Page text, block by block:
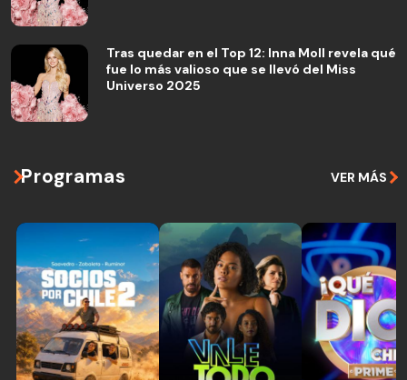
Tras quedar en el Top 12: Inna Moll revela qué
fue lo más valioso que se llevó del Miss
Universo 2025
Programas VER MÁS